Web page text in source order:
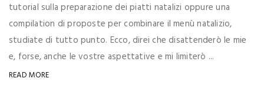
tutorial sulla preparazione dei piatti natalizi oppure una
compilation di proposte per combinare il menù natalizio,
studiate di tutto punto. Ecco, direi che disattenderò le mie
e, forse, anche le vostre aspettative e mi limiterò ...
READ MORE